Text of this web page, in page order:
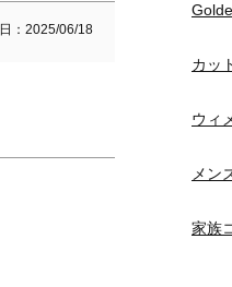
2025/06/18
カッ
ウィ
メン
家族